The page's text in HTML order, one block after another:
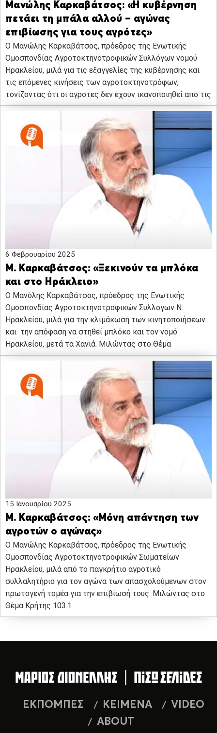
Μανώλης Καρκαβάτσος: «Η κυβέρνηση
πετάει τη μπάλα αλλού – αγώνας
επιβίωσης για τους αγρότες»
Ο Μανώλης Καρκαβάτσος, πρόεδρος της Ενωτικής
Ομοσπονδίας Αγροτοκτηνοτροφικών Συλλόγων νομού
Ηρακλείου, μιλά για τις εξαγγελίες της κυβέρνησης και
τις επόμενες κινήσεις των αγροτοκτηνοτρόφων,
τονίζοντας ότι οι αγρότες δεν έχουν ικανοποιηθεί από τις
6 Φεβρουαρίου 2025
Μ. Καρκαβάτσος: «Ξεκινούν τα μπλόκα
και στο Ηράκλειο»
Ο Μανόλης Καρκαβάτσος, πρόεδρος της Ενωτικής
Ομοσπονδίας Αγροτοκτηνοτροφικών Συλλογων Ν.
Ηρακλείου, μιλά για την κλιμάκωση των κινητοποιήσεων
και την απόφαση να στηθεί μπλόκο και τον νομό
Ηρακλείου, μετά τα Χανιά. Μιλώντας στο Θέμα
15 Ιανουαρίου 2025
Μ. Καρκαβάτσος: «Μόνη απάντηση των
αγροτών ο αγώνας»
Ο Μανώλης Καρκαβάτσος, πρόεδρος της Ενωτικής
Ομοσπονδίας Αγροτοκτηνοτροφικών Σωματείων
Ηρακλείου, μιλά από το παγκρήτιο αγροτικό
συλλαλητήριο για τον αγώνα των απασχολούμενων στον
πρωτογενή τομέα για την επιβίωσή τους. Μιλώντας στο
Θέμα Κρήτης 103.1
ΕΚΠΟΜΠΕΣ ΚΕΙΜΕΝΑ
VIDEO
ABOUT